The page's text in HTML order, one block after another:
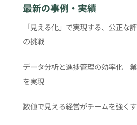
最新の事例・実績
「見える化」で実現する、公正な
の挑戦
データ分析と進捗管理の効率化
を実現
数値で見える経営がチームを強く